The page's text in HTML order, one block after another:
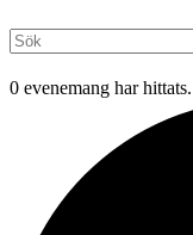
0 evenemang har hittats.